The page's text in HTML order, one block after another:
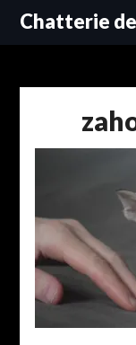
SkipChatterie